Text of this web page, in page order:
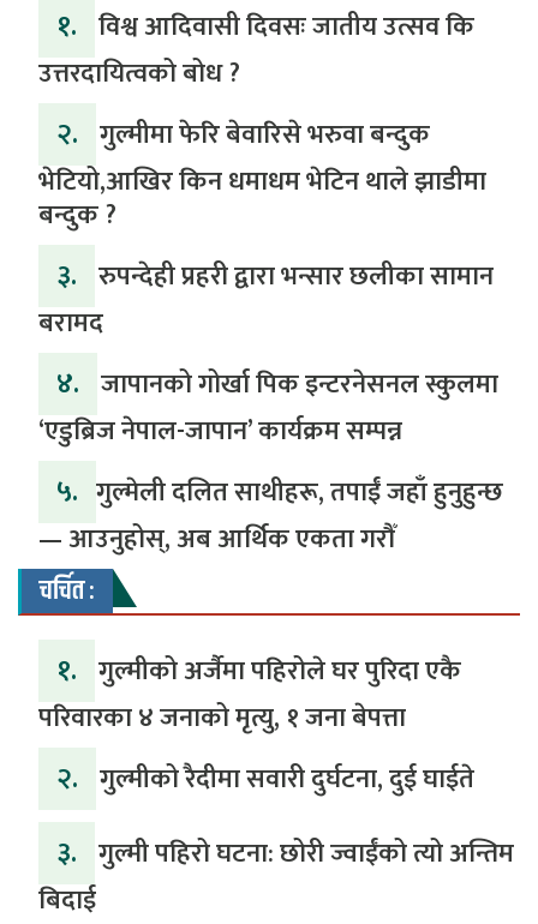
१. विश्व आदिवासी दिवसः जातीय उत्सव कि
उत्तरदायित्वको बोध ?
२. गुल्मीमा फेरि बेवारिसे भरुवा बन्दुक
भेटियो,आखिर किन धमाधम भेटिन थाले झाडीमा
बन्दुक ?
३. रुपन्देही प्रहरी द्वारा भन्सार छलीका सामान
बरामद
४. जापानको गोर्खा पिक इन्टरनेसनल स्कुलमा
‘एडुब्रिज नेपाल-जापान’ कार्यक्रम सम्पन्न
५. ​गुल्मेली दलित साथीहरू, तपाईं जहाँ हुनुहुन्छ
— आउनुहोस्, अब आर्थिक एकता गरौँ
चर्चित :
१. गुल्मीको अर्जैमा पहिरोले घर पुरिदा एकै
परिवारका ४ जनाको मृत्यु, १ जना बेपत्ता
२. गुल्मीको रैदीमा सवारी दुर्घटना, दुई घाईते
३. गुल्मी पहिरो घटना: छोरी ज्वाईंको त्यो अन्तिम
बिदाई